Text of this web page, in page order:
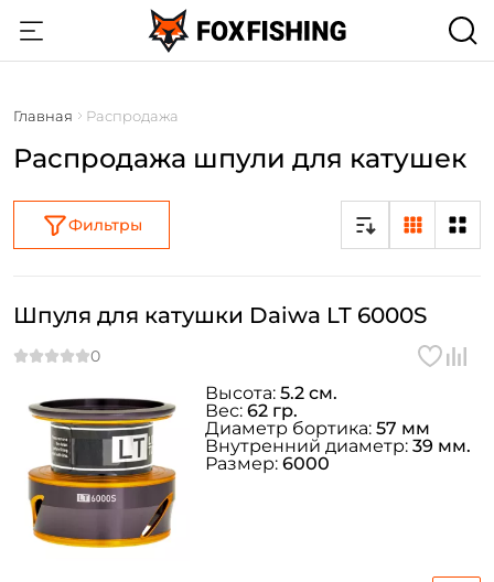
Главная Распродажа
Распродажа шпули для катушек
Фильтры
Шпуля для катушки Daiwa LT 6000S
Высота: 5.2 см.
Вес: 62 гр.
Диаметр бортика: 57 мм
Внутренний диаметр: 39 мм.
Размер: 6000